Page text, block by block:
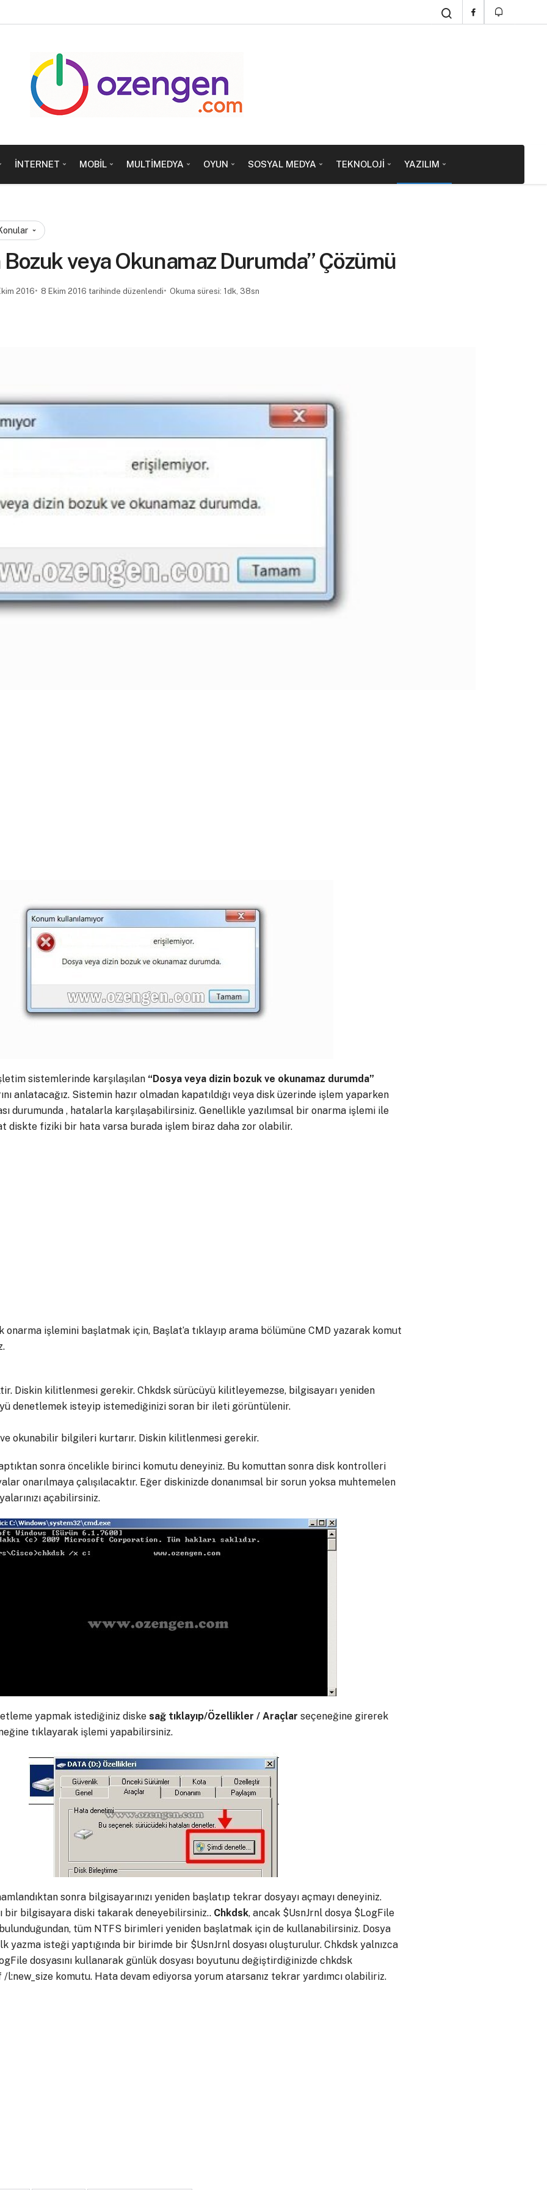
İNTERNET MOBIL MULTIMEDYA OYUN SOSYAL MEDYA TEKNOLOJI YAZILIM
veya Okunamaz Durumda” Çözümü
2016 8 Ekim 2016 tarihinde düzenlendi Okuma süresi: 1dk, 38sn
sistemlerinde karşılaşılan “Dosya veya dizin bozuk ve okunamaz durumda”
anlatacağız. Sistemin hazır olmadan kapatıldığı veya disk üzerinde işlem yaparken
durumunda , hatalarla karşılaşabilirsiniz. Genellikle yazılımsal bir onarma işlemi ile
diskte fiziki bir hata varsa burada işlem biraz daha zor olabilir.
işlemini başlatmak için, Başlat’a tıklayıp arama bölümüne CMD yazarak komut
Diskin kilitlenmesi gerekir. Chkdsk sürücüyü kilitleyemezse, bilgisayarı yeniden
denetlemek isteyip istemediğinizi soran bir ileti görüntülenir.
okunabilir bilgileri kurtarır. Diskin kilitlenmesi gerekir.
sonra öncelikle birinci komutu deneyiniz. Bu komuttan sonra disk kontrolleri
onarılmaya çalışılacaktır. Eğer diskinizde donanımsal bir sorun yoksa muhtemelen
açabilirsiniz.
yapmak istediğiniz diske sağ tıklayıp/Özellikler / Araçlar seçeneğine girerek
tıklayarak işlemi yapabilirsiniz.
sonra bilgisayarınızı yeniden başlatıp tekrar dosyayı açmayı deneyiniz.
bilgisayara diski takarak deneyebilirsiniz.. Chkdsk, ancak $UsnJrnl dosya $LogFile
tüm NTFS birimleri yeniden başlatmak için de kullanabilirsiniz. Dosya
yazma isteği yaptığında bir birimde bir $UsnJrnl dosyası oluşturulur. Chkdsk yalnızca
dosyasını kullanarak günlük dosyası boyutunu değiştirdiğinizde chkdsk
komutu. Hata devam ediyorsa yorum atarsanız tekrar yardımcı olabiliriz.